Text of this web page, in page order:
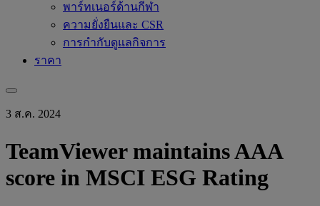
พาร์ทเนอร์ด้านกีฬา
ความยั่งยืนและ CSR
การกำกับดูแลกิจการ
ราคา
3 ส.ค. 2024
TeamViewer maintains AAA
score in MSCI ESG Rating